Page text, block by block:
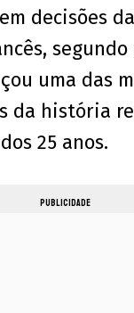
em decisões
segundo
uma das
da história
25 anos.
PUBLICIDADE